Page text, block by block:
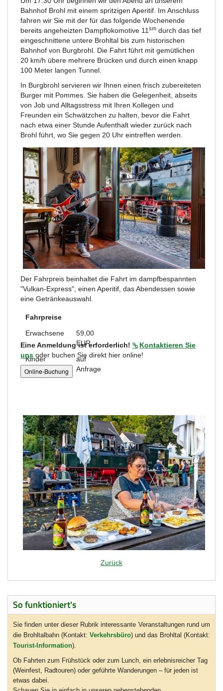
Bahnhof Brohl mit einem spritzigen Aperitif. Im Anschluss
fahren wir Sie mit der für das folgende Wochenende
bereits angeheizten Dampflokomotive 11sm durch das tief
eingeschnittene untere Brohltal bis zum historischen
Bahnhof von Burgbrohl. Die Fahrt führt mit gemütlichen
20 km/h übere mehrere Brücken und durch einen knapp
100 Meter langen Tunnel.
In Burgbrohl servieren wir Ihnen einen frisch zubereiteten
Burger mit Pommes. Sie haben die Gelegenheit, abseits
von Job und Alltagsstress mit Ihren Kollegen und
Freunden ein Schwätzchen zu halten, bevor die Fahrt
nach etwa einer Stunde Aufenthalt wieder zurück nach
Brohl führt, wo Sie gegen 20 Uhr eintreffen werden.
Der Fahrpreis beinhaltet die Fahrt im dampfbespannten
"Vulkan-Express", einen Aperitif, das Abendessen sowie
eine Getränkeauswahl.
Fahrpreise
Erwachsene
59,00
EUR
Kinder
auf
Anfrage
Eine Anmeldung ist erforderlich!
Kontaktieren Sie
uns oder buchen Sie direkt hier online!
Zurück
So funktioniert's
Sie finden unter dieser Rubrik interessante Veranstaltungen rund um
die Brohltalbahn (Kontakt: Verkehrsbüro) und das Brohltal (Kontakt:
Tourist-Information).
Ob Fahrten zum Frühstück oder zum Lunch, ein erlebnisreicher Tag
(Weinfest, Radtouren) oder geführte Wanderungen – für jeden ist
etwas dabei.